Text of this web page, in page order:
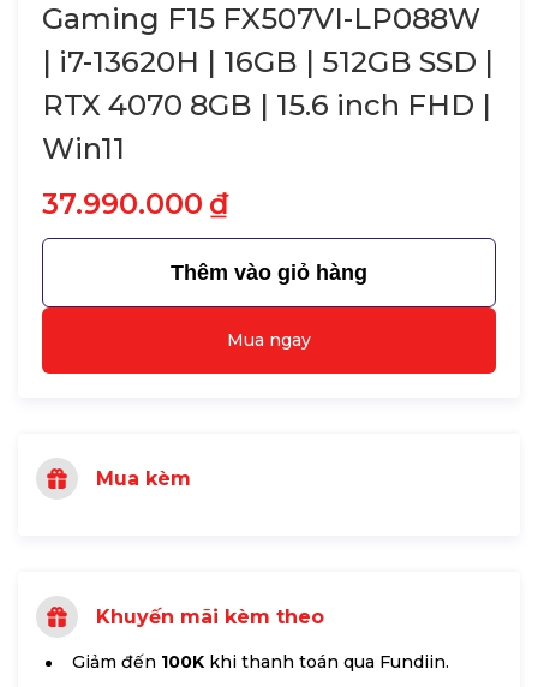
Gaming F15 FX507VI-LP088W
| i7-13620H | 16GB | 512GB SSD |
RTX 4070 8GB | 15.6 inch FHD |
Win11
37.990.000 ₫
Thêm vào giỏ hàng
Mua ngay
Mua kèm
Khuyến mãi kèm theo
Giảm đến 100K khi thanh toán qua Fundiin.